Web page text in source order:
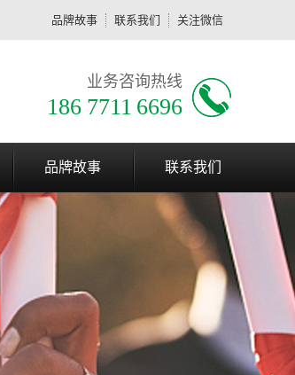
品牌故事 联系我们 关注微信
业务咨询热线
186 7711 6696
品牌故事 联系我们